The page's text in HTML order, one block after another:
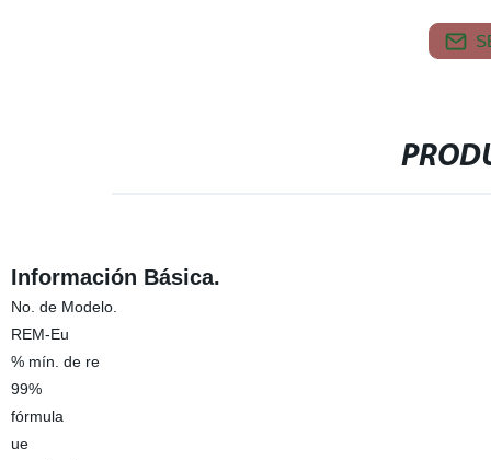
Información Básica.
No. de Modelo.
REM-Eu
% mín. de re
99%
fórmula
ue